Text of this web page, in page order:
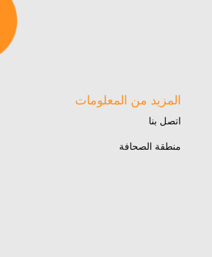
المزيد من المعلومات
اتصل بنا
منطقة الصحافة